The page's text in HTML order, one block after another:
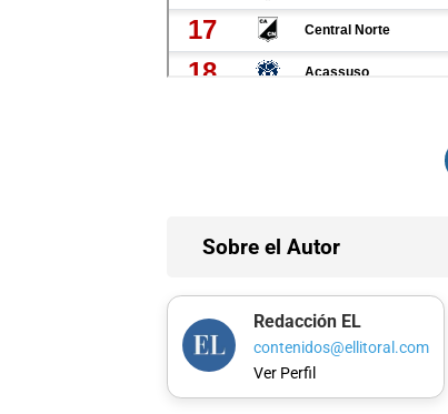
Sobre el Autor
Redacción EL
contenidos@ellitoral.com
Ver Perfil